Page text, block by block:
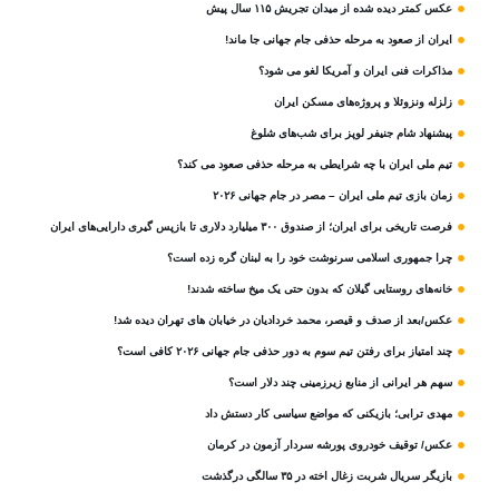
عکس کمتر دیده شده از میدان تجریش ۱۱۵ سال پیش
ایران از صعود به مرحله حذفی جام جهانی جا ماند!
مذاکرات فنی ایران و آمریکا لغو می شود؟
زلزله ونزوئلا و پروژه‌های مسکن ایران
پیشنهاد شام جنیفر لوپز برای شب‌های شلوغ
تیم ملی ایران با چه شرایطی به مرحله حذفی صعود می کند؟
زمان بازی تیم ملی ایران – مصر در جام جهانی ۲۰۲۶
فرصت تاریخی برای ایران؛ از صندوق ۳۰۰ میلیارد دلاری تا بازپس گیری دارایی‌های ایران
چرا جمهوری اسلامی سرنوشت خود را به لبنان گره زده است؟
خانه‌های روستایی گیلان که بدون حتی یک میخ ساخته شدند!
عکس/بعد از صدف و قیصر، محمد خردادیان در خیابان های تهران دیده شد!
چند امتیاز برای رفتن تیم سوم به دور حذفی جام جهانی ۲۰۲۶ کافی است؟
سهم هر ایرانی از منابع زیرزمینی چند دلار است؟
مهدی ترابی؛ بازیکنی که مواضع سیاسی‌ کار دستش داد
عکس/ توقیف خودروی پورشه سردار آزمون در کرمان
بازیگر سریال شربت زغال‌ اخته در ۳۵ سالگی درگذشت